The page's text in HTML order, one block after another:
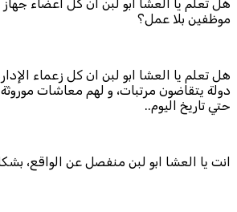
هل تعلم يا العشا ابو لبن ان كل اعضاء جهاز
موظفين بلا عمل؟
هل تعلم يا العشا ابو لبن ان كل زعماء
دولة يتقاضون مرتبات، و لهم معاشات موروثة
حتي تاريخ اليوم..
انت يا العشا ابو لبن منفصل عن الواقع،